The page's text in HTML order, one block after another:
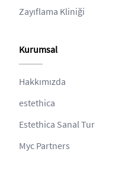
Zayıflama Kliniği
Kurumsal
Hakkımızda
estethica
Estethica Sanal Tur
Myc Partners